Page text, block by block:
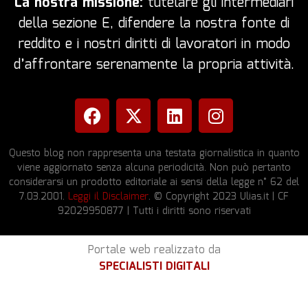
della sezione E, difendere la nostra fonte di
reddito e i nostri diritti di lavoratori in modo
d’affrontare serenamente la propria attività.
Questo blog non rappresenta una testata giornalistica in quanto
viene aggiornato senza alcuna periodicità. Non può pertanto
considerarsi un prodotto editoriale ai sensi della legge n° 62 del
7.03.2001. Leggi il Disclaimer. © Copyright 2023 Ulias.it | CF
92029950877 | Tutti i diritti sono riservati
Portale web realizzato da
SPECIALISTI DIGITALI